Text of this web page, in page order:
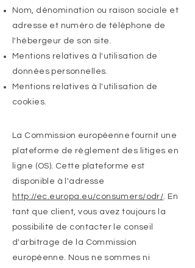
Nom, dénomination ou raison sociale et
adresse et numéro de téléphone de
l'hébergeur de son site.
Mentions relatives à l'utilisation de
données personnelles.
Mentions relatives à l'utilisation de
cookies.
La Commission européenne fournit une
plateforme de règlement des litiges en
ligne (OS). Cette plateforme est
disponible à l'adresse
http://ec.europa.eu/consumers/odr/. En
tant que client, vous avez toujours la
possibilité de contacter le conseil
d'arbitrage de la Commission
européenne. Nous ne sommes ni